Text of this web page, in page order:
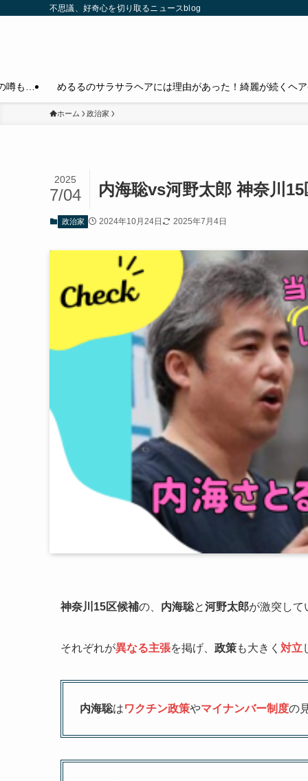
不思議、好奇心を切り取るニュースblog
噂も… めるるのサラサラヘアには理由があった！綺麗が続くヘ
ホーム 政治家
内海聡vs河野太郎 神奈川
2025
7/04
政治家 2024年10月24日 2025年7月4日
神奈川15区候補の、 内海聡と河野太郎が激突して
それぞれが異なる主張を掲げ、 政策も大きく 対立
内海聡はワクチン政策やマイナンバー制度の